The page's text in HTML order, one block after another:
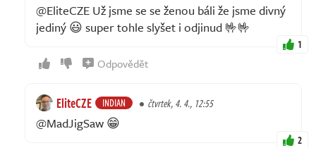
@EliteCZE Už jsme se se ženou báli že jsme divný
jediný 😃 super tohle slyšet i odjinud 🤟🤟
1
Odpovědět
EliteCZE INDIAN čtvrtek, 4. 4., 12:55
@MadJigSaw 😁
2